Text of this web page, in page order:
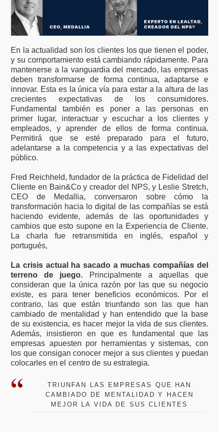
En la actualidad son los clientes los que tienen el poder,
y su comportamiento está cambiando rápidamente. Para
mantenerse a la vanguardia del mercado, las empresas
deben transformarse de forma continua, adaptarse e
innovar. Esta es la única vía para estar a la altura de las
crecientes expectativas de los consumidores.
Fundamental también es poner a las personas en
primer lugar, interactuar y escuchar a los clientes y
empleados, y aprender de ellos de forma continua.
Permitirá que se esté preparado para el futuro,
adelantarse a la competencia y a las expectativas del
público.
Fred Reichheld, fundador de la práctica de Fidelidad del
Cliente en Bain&Co y creador del NPS, y Leslie Stretch,
CEO de Medallia, conversaron sobre cómo la
transformación hacia lo digital de las compañías se está
haciendo evidente, además de las oportunidades y
cambios que esto supone en la Experiencia de Cliente.
La charla fue retransmitida en inglés, español y
portugués,
La crisis actual ha sacado a muchas compañías del
terreno de juego. Principalmente a aquellas que
consideran que la única razón por las que su negocio
existe, es para tener beneficios económicos. Por el
contrario, las que están triunfando son las que han
cambiado de mentalidad y han entendido que la base
de su existencia, es hacer mejor la vida de sus clientes.
Además, insistieron en que es fundamental que las
empresas apuesten por herramientas y sistemas, con
los que consigan conocer mejor a sus clientes y puedan
colocarles en el centro de su estrategia.
TRIUNFAN LAS EMPRESAS QUE HAN
CAMBIADO DE MENTALIDAD Y HACEN
MEJOR LA VIDA DE SUS CLIENTES